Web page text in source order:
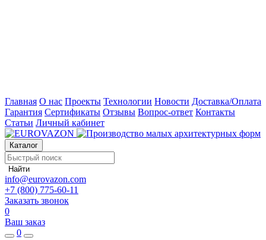
Главная О нас Проекты Технологии Новости Доставка/Оплата
Гарантия Сертификаты Отзывы Вопрос-ответ Контакты
Статьи Личный кабинет
Каталог
Найти
info@eurovazon.com
+7 (800) 775-60-11
Заказать звонок
0
Ваш заказ
0